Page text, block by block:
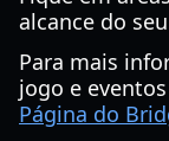
alcance do
Para mais
jogo e
Página do